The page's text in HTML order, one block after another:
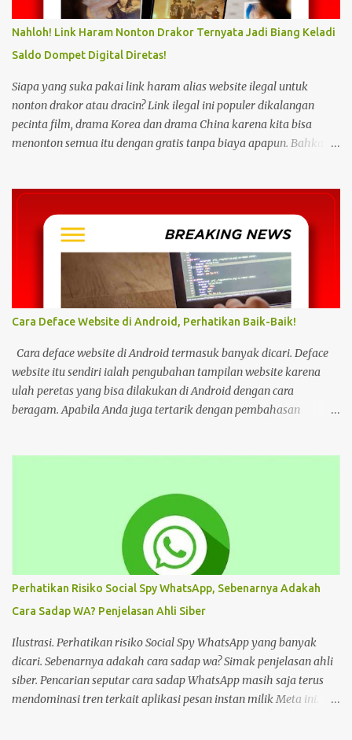
Nahloh! Link Haram Nonton Drakor Ternyata Jadi Biang Keladi
Saldo Dompet Digital Diretas!
Siapa yang suka pakai link haram alias website ilegal untuk
nonton drakor atau dracin? Link ilegal ini populer dikalangan
pecinta film, drama Korea dan drama China karena kita bisa
menonton semua itu dengan gratis tanpa biaya apapun. Bahkan
sepertinya harus dihentikan sekarang juga. Pasalnya menonton
film, konser, drama, atau apapun itu di situs tidak resmi disebut
bisa menjadi jalan masuk peretasan pada perangkat elektronik.
Pengalaman ini dibagikan oleh pengguna media sosial X,
@kdrama_menfess pada Selasa (23/2/2024) siang. Dalam
unggahannya, terlihat perangkat laptop yang diduga diretas
setelah digunakan untuk menonton di layanan streaming ilegal. "
Web kayak gini bahaya gais buat hp dan laptop kalian bisa ada
virus juga. Coba deh kalian aware sama masalah kejahatan
cyberspace, google sendiri aja ," tulis unggahan. Dilansir dari
Kompas...
Cara Deface Website di Android, Perhatikan Baik-Baik!
Cara deface website di Android termasuk banyak dicari. Deface
website itu sendiri ialah pengubahan tampilan website karena
ulah peretas yang bisa dilakukan di Android dengan cara
beragam. Apabila Anda juga tertarik dengan pembahasan
beragam kemudahan tersendiri yang bisa Anda pilih sesuai
keinginan. Namun sebelum mengulas tutorialnya, tentu akan
lebih baik untuk mengenal deface website secara mendalam.
Deface website bisa mengubah sebagian tampilan maupun
keseluruhan. Mulai dari penggantian font, memunculkan spam
iklan, mengubah konten di dalam website, dan masih banyak lagi.
Pada dasarnya, deface website dilakukan dengan tujuan tertentu.
Seperti menunjukkan kelemahan situs, menjual produk, atau
hanya kesenangan pribadi. Hal te...
Perhatikan Risiko Social Spy WhatsApp, Sebenarnya Adakah
Cara Sadap WA? Penjelasan Ahli Siber
Ilustrasi. Perhatikan risiko Social Spy WhatsApp yang banyak
dicari. Sebenarnya adakah cara sadap wa? Simak penjelasan ahli
siber. Pencarian seputar cara sadap WhatsApp masih saja terus
mendominasi tren terkait aplikasi pesan instan milik Meta ini.